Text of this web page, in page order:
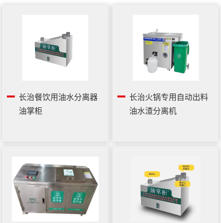
长治餐饮用油水分离器
油掌柜
长治火锅专用自动出料
油水渣分离机